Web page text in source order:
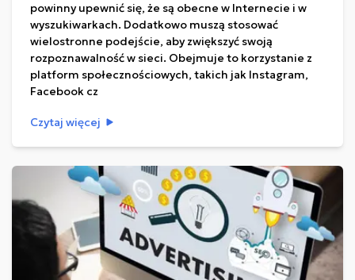
powinny upewnić się, że są obecne w Internecie i w
wyszukiwarkach. Dodatkowo muszą stosować
wielostronne podejście, aby zwiększyć swoją
rozpoznawalność w sieci. Obejmuje to korzystanie z
platform społecznościowych, takich jak Instagram,
Facebook cz
Czytaj więcej